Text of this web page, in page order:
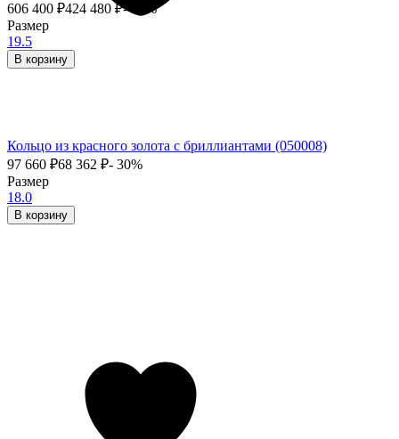
606 400 ₽424 480 ₽- 30%
Размер
19.5
В корзину
Кольцо из красного золота с бриллиантами (050008)
97 660 ₽68 362 ₽- 30%
Размер
18.0
В корзину